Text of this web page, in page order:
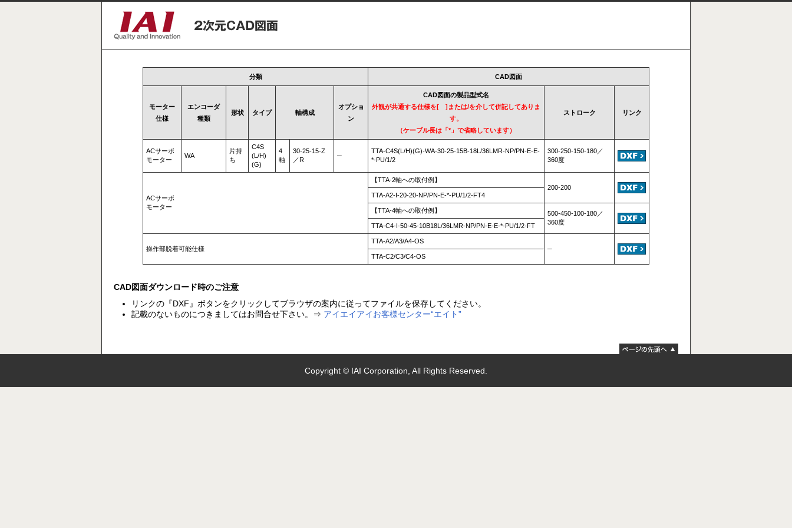
分類 CAD図面
モーター
仕様
エンコーダ
種類
形状 タイプ 軸構成
オプショ
ン
CAD図面の製品型式名
外観が共通する仕様を[ ]または/を介して併記してありま
す。
（ケーブル長は「*」で省略しています）
ストローク リンク
ACサーボ
モーター
WA
片持
ち
C4S
(L/H)
(G)
4
軸
30-25-15-Z
／R
─
TTA-C4S(L/H)(G)-WA-30-25-15B-18L/36LMR-NP/PN-E-E-
*-PU/1/2
300-250-150-180／
360度
ACサーボ
モーター
【TTA-2軸への取付例】
200-200
TTA-A2-I-20-20-NP/PN-E-*-PU/1/2-FT4
【TTA-4軸への取付例】
500-450-100-180／
360度
TTA-C4-I-50-45-10B18L/36LMR-NP/PN-E-E-*-PU/1/2-FT
操作部脱着可能仕様
TTA-A2/A3/A4-OS
─
TTA-C2/C3/C4-OS
CAD図面ダウンロード時のご注意
リンクの『DXF』ボタンをクリックしてブラウザの案内に従ってファイルを保存してください。
記載のないものにつきましてはお問合せ下さい。⇒ アイエイアイお客様センター“エイト”
Copyright © IAI Corporation, All Rights Reserved.